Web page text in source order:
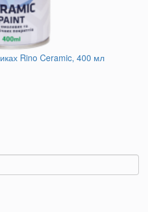
Rino Ceramic, 400 мл